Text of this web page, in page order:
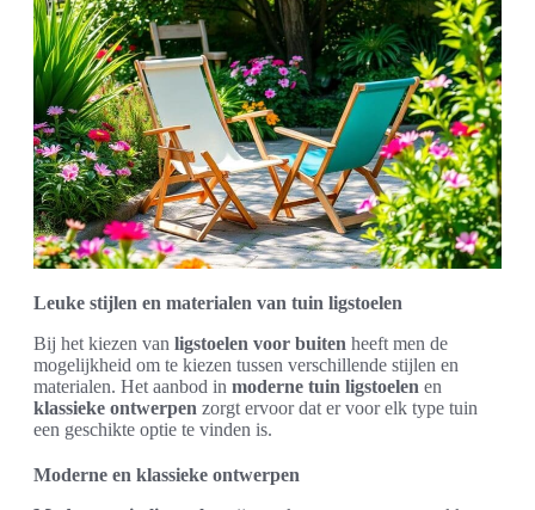
Leuke stijlen en materialen van tuin ligstoelen
Bij het kiezen van ligstoelen voor buiten heeft men de
mogelijkheid om te kiezen tussen verschillende stijlen en
materialen. Het aanbod in moderne tuin ligstoelen en
klassieke ontwerpen zorgt ervoor dat er voor elk type tuin
een geschikte optie te vinden is.
Moderne en klassieke ontwerpen